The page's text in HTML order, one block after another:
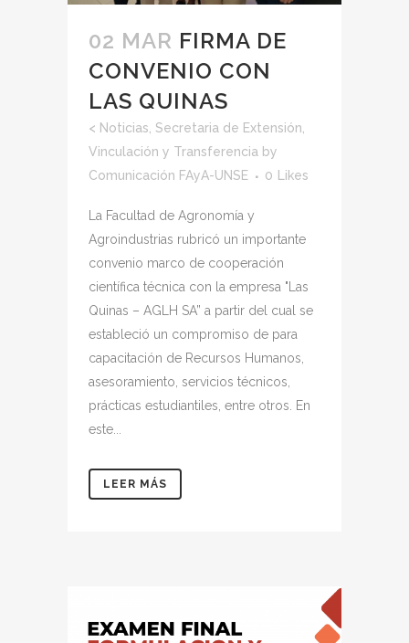
02 MAR FIRMA DE
CONVENIO CON
LAS QUINAS
< Noticias Secretaria de Extensión,
Vinculación y Transferencia by
Comunicación FAyA-UNSE
0 Likes
La Facultad de Agronomía y
Agroindustrias rubricó un importante
convenio marco de cooperación
científica técnica con la empresa "Las
Quinas – AGLH SA” a partir del cual se
estableció un compromiso de para
capacitación de Recursos Humanos,
asesoramiento, servicios técnicos,
prácticas estudiantiles, entre otros. En
este...
LEER MÁS